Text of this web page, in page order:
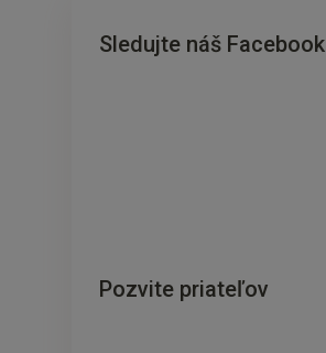
Sledujte náš Facebook
Pozvite priateľov